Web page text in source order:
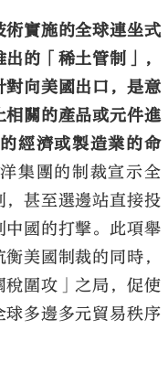
實施的全球連坐式
的「稀土管制」，
向美國出口，是意
關的產品或元件進
經濟或製造業的命
集團的制裁宣示全
甚至選邊站直接投
國的打擊。此項舉
美國制裁的同時，
圍攻」之局，促使
多邊多元貿易秩序